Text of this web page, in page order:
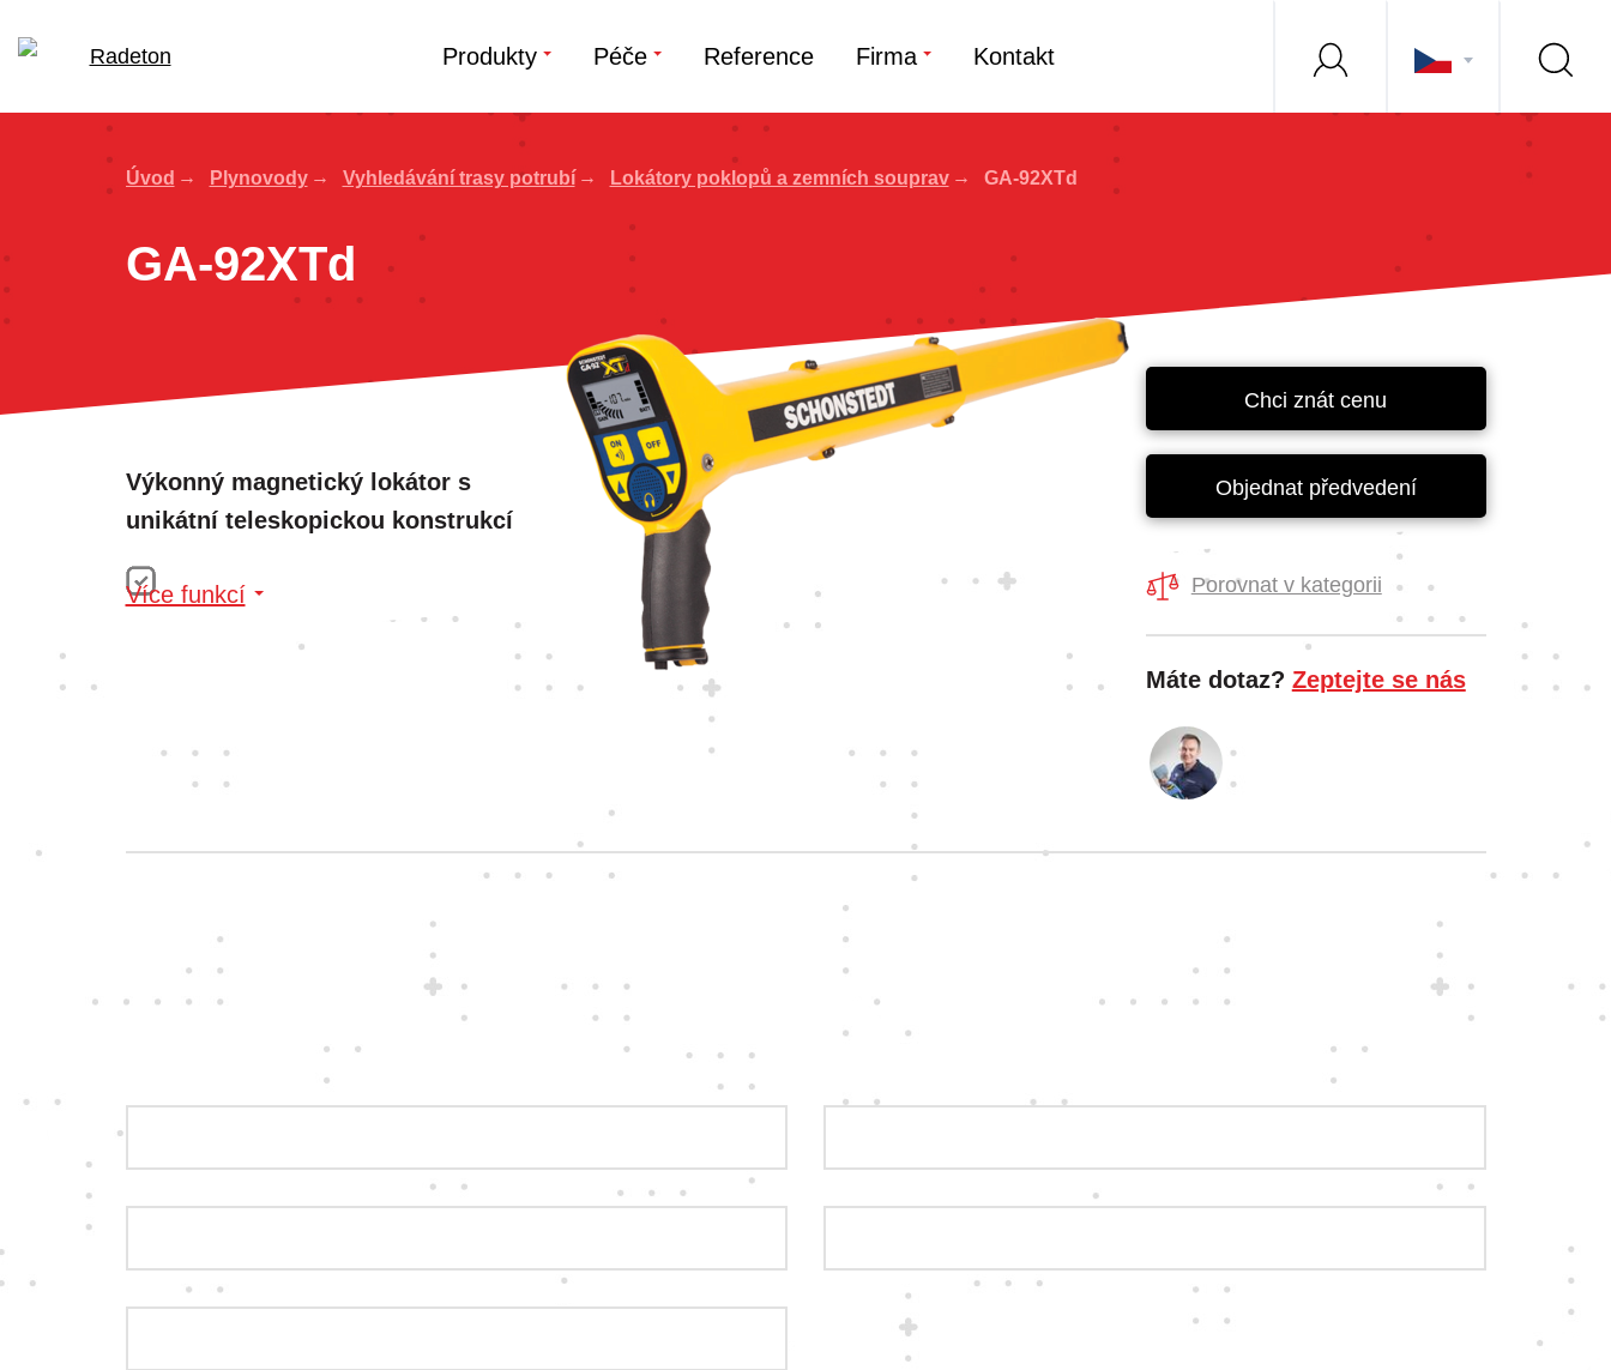
Produkty Péče Reference Firma Kontakt
Úvod Plynovody Vyhledávání trasy potrubí Lokátory poklopů a zemních souprav GA-92XTd
GA-92XTd
Výkonný magnetický lokátor s
unikátní teleskopickou konstrukcí
Více funkcí
Chci znát cenu
Objednat předvedení
Porovnat v kategorii
Máte dotaz? Zeptejte se nás